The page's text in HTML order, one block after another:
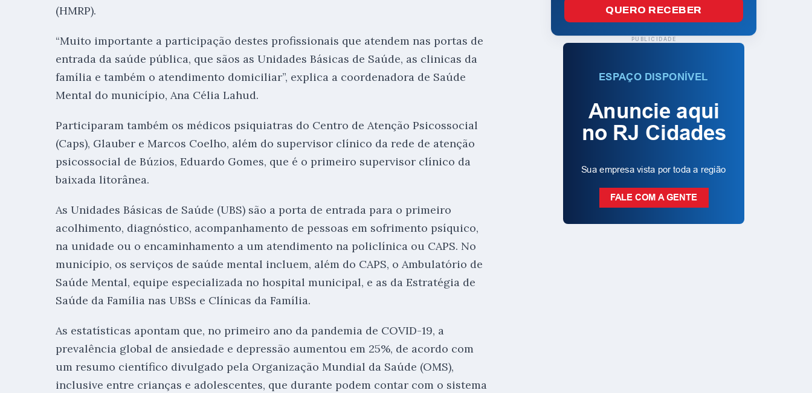
(HMRP).
“Muito importante a participação destes profissionais que atendem nas portas de
entrada da saúde pública, que sãos as Unidades Básicas de Saúde, as clinicas da
família e também o atendimento domiciliar”, explica a coordenadora de Saúde
Mental do município, Ana Célia Lahud.
Participaram também os médicos psiquiatras do Centro de Atenção Psicossocial
(Caps), Glauber e Marcos Coelho, além do supervisor clínico da rede de atenção
psicossocial de Búzios, Eduardo Gomes, que é o primeiro supervisor clínico da
baixada litorânea.
As Unidades Básicas de Saúde (UBS) são a porta de entrada para o primeiro
acolhimento, diagnóstico, acompanhamento de pessoas em sofrimento psíquico,
na unidade ou o encaminhamento a um atendimento na policlínica ou CAPS. No
município, os serviços de saúde mental incluem, além do CAPS, o Ambulatório de
Saúde Mental, equipe especializada no hospital municipal, e as da Estratégia de
Saúde da Família nas UBSs e Clínicas da Família.
As estatísticas apontam que, no primeiro ano da pandemia de COVID-19, a
prevalência global de ansiedade e depressão aumentou em 25%, de acordo com
um resumo científico divulgado pela Organização Mundial da Saúde (OMS),
inclusive entre crianças e adolescentes, que durante podem contar com o sistema
QUERO RECEBER
PUBLICIDADE